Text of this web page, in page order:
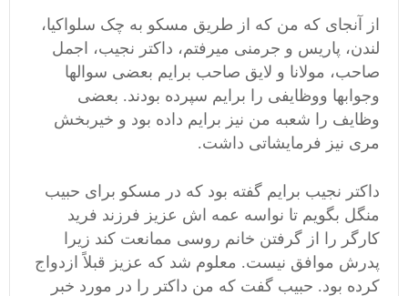
از آنجای که من که از طریق مسکو به چک سلواکیا،
لندن، پاریس و جرمنی میرفتم، داکتر نجیب، اجمل
صاحب، مولانا و لایق صاحب برایم بعضی سوالها
وجوابها ووظایفی را برایم سپرده بودند. بعضی
وظایف را شعبه من نیز برایم داده بود و خیربخش
مری نیز فرمایشاتی داشت.
داکتر نجیب برایم گفته بود که در مسکو برای حبیب
منگل بگویم تا نواسه عمه اش عزیز فرزند فرید
کارگر را از گرفتن خانم روسی ممانعت کند زیرا
پدرش موافق نیست. معلوم شد که عزیز قبلاً ازدواج
کرده بود. حبیب گفت که من داکتر را در مورد خبر